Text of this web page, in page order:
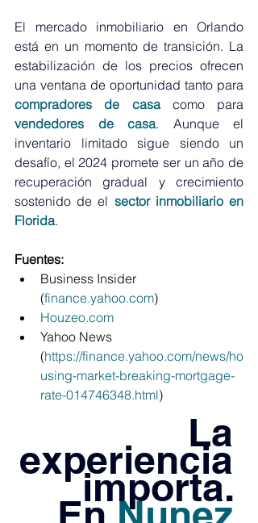
El mercado inmobiliario en Orlando
está en un momento de transición. La
estabilización de los precios ofrecen
compradores de casa
vendedores de casa. Aunque el
inventario limitado sigue siendo un
desafío, el 2024 promete ser un año de
recuperación gradual y crecimiento
sostenido de el sector inmobiliario en
Florida.
Fuentes:
Business Insider
(finance.yahoo.com)​​
Houzeo.com
Yahoo News​​
(https://finance.yahoo.com/news/ho
using-market-breaking-mortgage-
rate-014746348.html)
La
experiencia
importa.